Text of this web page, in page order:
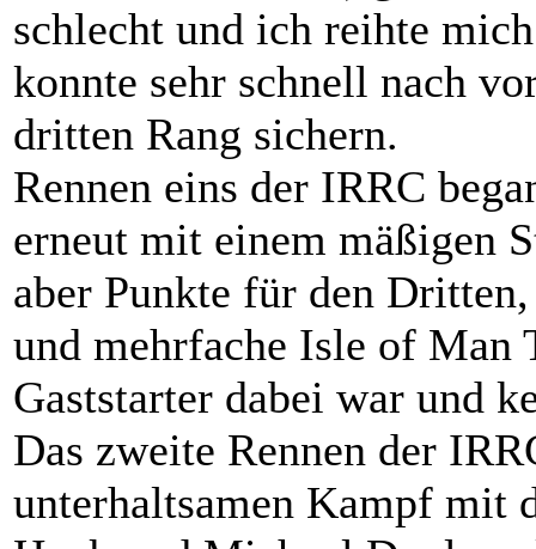
schlecht und ich reihte
konnte sehr schnell nach
dritten Rang sichern.
Rennen eins der IRRC
erneut mit einem mäßigen
aber Punkte für den
und mehrfache Isle of Man
Gaststarter dabei war und
Das zweite Rennen der
unterhaltsamen Kampf mit